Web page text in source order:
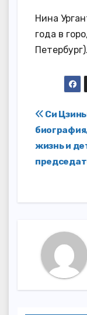
Нина
года в
Петербург).
по
Си
жизнь и